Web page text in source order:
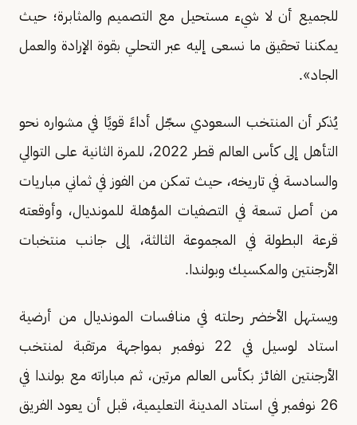
للجميع أن لا شيء مستحيل مع التصميم والمثابرة؛ حيث
يمكننا تحقيق ما نسعى إليه عبر التحلي بقوة الإرادة والعمل
الجاد».
يُذكر أن المنتخب السعودي سجّل أداءً قويًا في مشواره نحو
التأهل إلى كأس العالم قطر 2022، للمرة الثانية على التوالي
والسادسة في تاريخه، حيث تمكن من الفوز في ثماني مباريات
من أصل تسعة في التصفيات المؤهلة للمونديال، وأوقعته
قرعة البطولة في المجموعة الثالثة، إلى جانب منتخبات
الأرجنتين والمكسيك وبولندا.
ويستهل الأخضر رحلته في منافسات المونديال من أرضية
استاد لوسيل في 22 نوفمبر بمواجهة مرتقبة لمنتخب
الأرجنتين الفائز بكأس العالم مرتين، ثم مباراته مع بولندا في
26 نوفمبر في استاد المدينة التعليمية، قبل أن يعود الفريق